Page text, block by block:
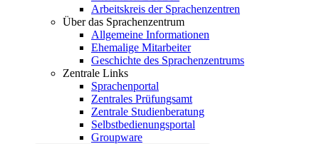
Arbeitskreis der Sprachenzentren
Über das Sprachenzentrum
Allgemeine Informationen
Ehemalige Mitarbeiter
Geschichte des Sprachenzentrums
Zentrale Links
Sprachenportal
Zentrales Prüfungsamt
Zentrale Studienberatung
Selbstbedienungsportal
Groupware